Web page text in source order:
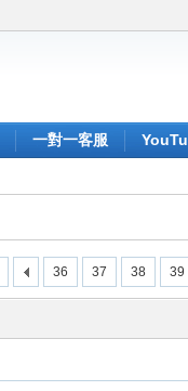
一對一客服
36 37 38 39